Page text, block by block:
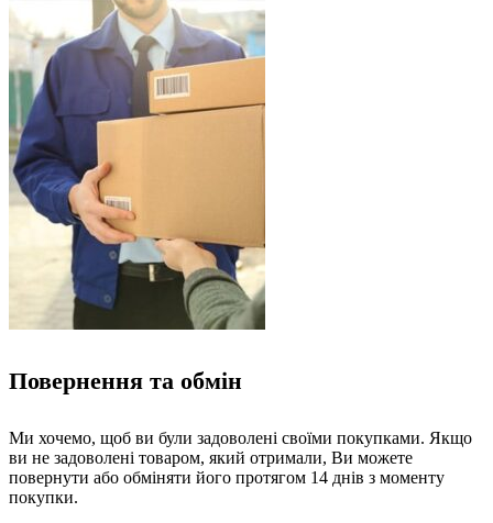
Повернення та обмін
Ми хочемо, щоб ви були задоволені своїми покупками. Якщо
ви не задоволені товаром, який отримали, Ви можете
повернути або обміняти його протягом 14 днів з моменту
покупки.